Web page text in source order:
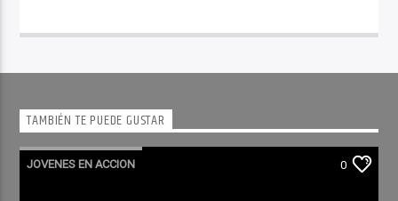
TAMBIÉN TE PUEDE GUSTAR
JOVENES EN ACCION 0